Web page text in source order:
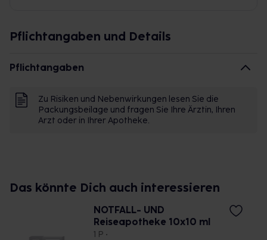
Pflichtangaben und Details
Pflichtangaben
Zu Risiken und Nebenwirkungen lesen Sie die
Packungsbeilage und fragen Sie Ihre Ärztin, Ihren
Arzt oder in Ihrer Apotheke.
Das könnte Dich auch interessieren
NOTFALL- UND
Reiseapotheke 10x10 ml
1 P •